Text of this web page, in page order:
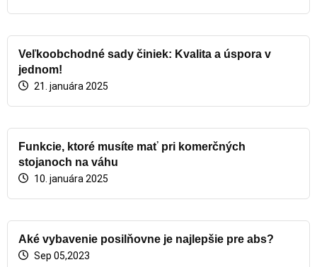
Veľkoobchodné sady činiek: Kvalita a úspora v
jednom!
21. januára 2025
Funkcie, ktoré musíte mať pri komerčných
stojanoch na váhu
10. januára 2025
Aké vybavenie posilňovne je najlepšie pre abs?
Sep 05,2023